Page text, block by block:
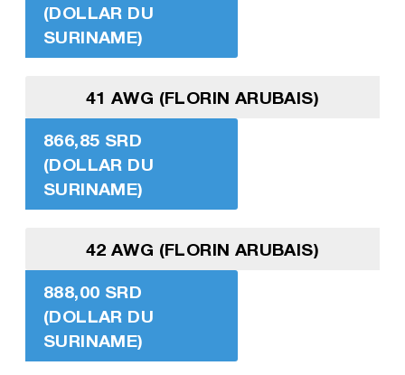
(DOLLAR DU
SURINAME)
41 AWG (FLORIN ARUBAIS)
866,85 SRD
(DOLLAR DU
SURINAME)
42 AWG (FLORIN ARUBAIS)
888,00 SRD
(DOLLAR DU
SURINAME)